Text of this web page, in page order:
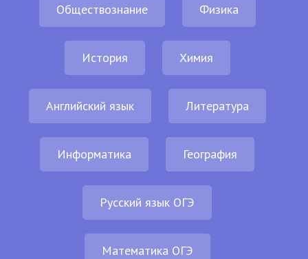
Обществознание Физика
История Химия
Английский язык Литература
Информатика География
Русский язык ОГЭ
Математика ОГЭ